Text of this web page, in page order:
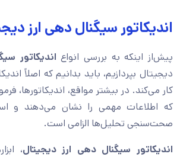
اندیکاتور سیگنال دهی ارز‌
پیش‌از اینکه به بررسی انواع اندیکاتور
دیجیتال بپردازیم، باید بدانیم که اصلاً
کار می‌کند. در بیشتر مواقع، اندیکاتورها،
که اطلاعات مهمی را نشان می‌دهند و
صحت‌سنجی تحلیل‌ها الزامی است.
اندیکاتور سیگنال دهی ارز دیجیتال،